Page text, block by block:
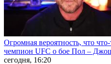
Огромная вероятность, что
чемпион UFC о бое Пол –
сегодня, 16:20